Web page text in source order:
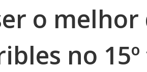
o melhor
no